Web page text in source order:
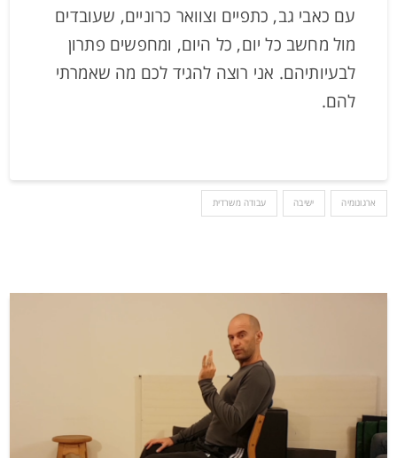
עם כאבי גב, כתפיים וצוואר כרוניים, שעובדים
מול מחשב כל יום, כל היום, ומחפשים פתרון
לבעיותיהם. אני רוצה להגיד לכם מה שאמרתי
להם.
ארגונומיה ישיבה עבודה משרדית